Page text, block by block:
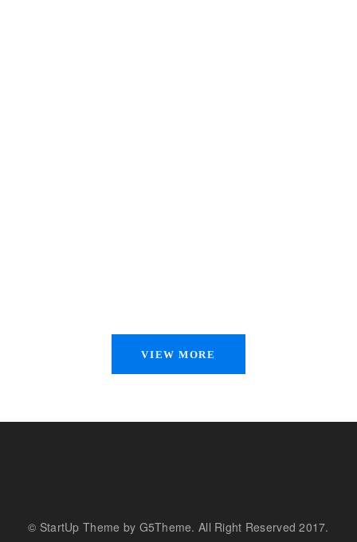
VIEW MORE
© StartUp Theme by G5Theme. All Right Reserved 2017.